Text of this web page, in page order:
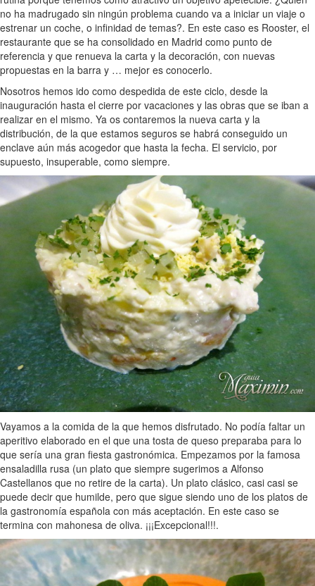
no ha madrugado sin ningún problema cuando va a iniciar un viaje o
estrenar un coche, o infinidad de temas?. En este caso es Rooster, el
restaurante que se ha consolidado en Madrid como punto de
referencia y que renueva la carta y la decoración, con nuevas
propuestas en la barra y … mejor es conocerlo.
Nosotros hemos ido como despedida de este ciclo, desde la
inauguración hasta el cierre por vacaciones y las obras que se iban a
realizar en el mismo. Ya os contaremos la nueva carta y la
distribución, de la que estamos seguros se habrá conseguido un
enclave aún más acogedor que hasta la fecha. El servicio, por
supuesto, insuperable, como siempre.
Vayamos a la comida de la que hemos disfrutado. No podía faltar un
aperitivo elaborado en el que una tosta de queso preparaba para lo
que sería una gran fiesta gastronómica. Empezamos por la famosa
ensaladilla rusa (un plato que siempre sugerimos a Alfonso
Castellanos que no retire de la carta). Un plato clásico, casi casi se
puede decir que humilde, pero que sigue siendo uno de los platos de
la gastronomía española con más aceptación. En este caso se
termina con mahonesa de oliva. ¡¡¡Excepcional!!!.